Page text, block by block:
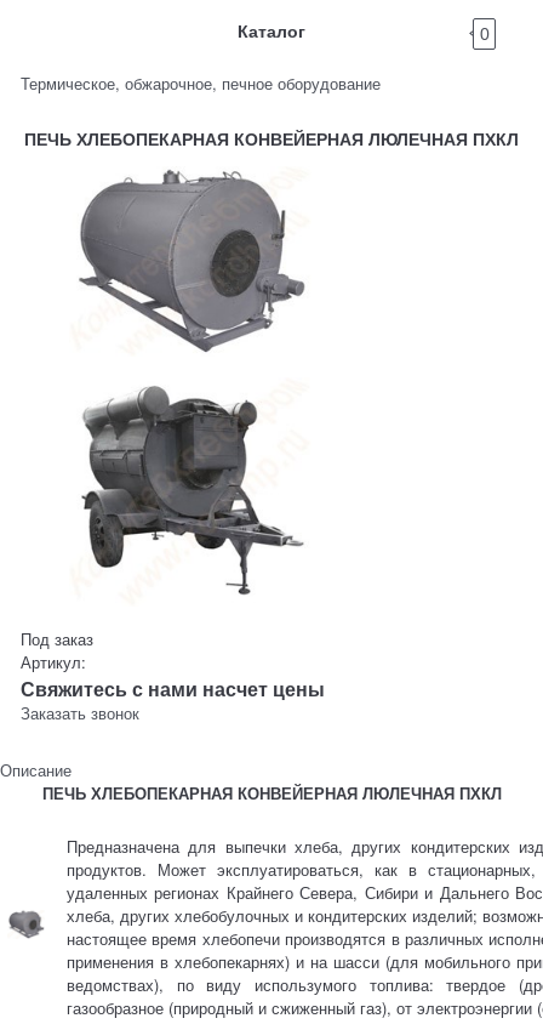
Каталог 0
Термическое, обжарочное, печное оборудование
ПЕЧЬ ХЛЕБОПЕКАРНАЯ КОНВЕЙЕРНАЯ ЛЮЛЕЧНАЯ ПХКЛ
Под заказ
Артикул:
Свяжитесь с нами насчет цены
Заказать звонок
Описание
ПЕЧЬ ХЛЕБОПЕКАРНАЯ КОНВЕЙЕРНАЯ ЛЮЛЕЧНАЯ ПХКЛ
Предназначена для выпечки хлеба, других кондитерских
продуктов. Может эксплуатироваться, как в
удаленных регионах Крайнего Севера, Сибири и Дальнего
хлеба, других хлебобулочных и кондитерских изделий;
настоящее время хлебопечи производятся в различных
применения в хлебопекарнях) и на шасси (для мобильного
ведомствах), по виду использумого топлива: твердое
газообразное (природный и сжиженный газ), от